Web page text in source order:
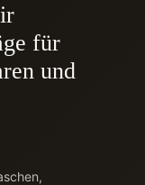
für
und